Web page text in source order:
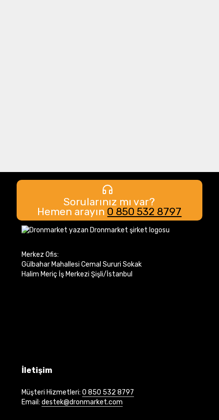
Sorularınız mı var?
Hemen arayın 0 850 532 8797
Merkez Ofis:
Gülbahar Mahallesi Cemal Sururi Sokak
Halim Meriç İş Merkezi Şişli/İstanbul
İletişim
Müşteri Hizmetleri: 0 850 532 8797
Email: destek@dronmarket.com